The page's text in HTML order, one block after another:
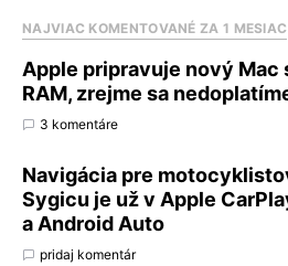
NAJVIAC KOMENTOVANÉ ZA 1 MESIAC
Apple pripravuje nový Mac
RAM, zrejme sa
3 komentáre
Navigácia pre
Sygicu je už v Apple
a Android Auto
pridaj komentár